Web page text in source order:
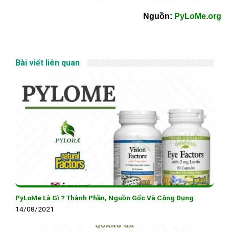
Nguồn: PyLoMe.org
Bài viết liên quan
PyLoMe Là Gì ? Thành Phần, Nguồn Gốc Và Công Dụng
14/08/2021